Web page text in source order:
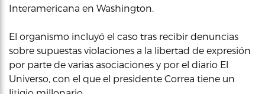
Interamericana en Washington.
El organismo incluyó el caso tras recibir denuncias
sobre supuestas violaciones a la libertad de expresión
por parte de varias asociaciones y por el diario El
Universo, con el que el presidente Correa tiene un